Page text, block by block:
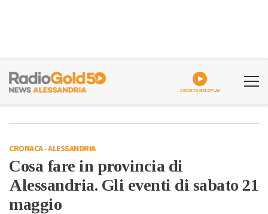
ASCOLTA GOLDPLAY
CRONACA-ALESSANDRIA
Cosa fare in provincia di
Alessandria. Gli eventi di sabato 21
maggio